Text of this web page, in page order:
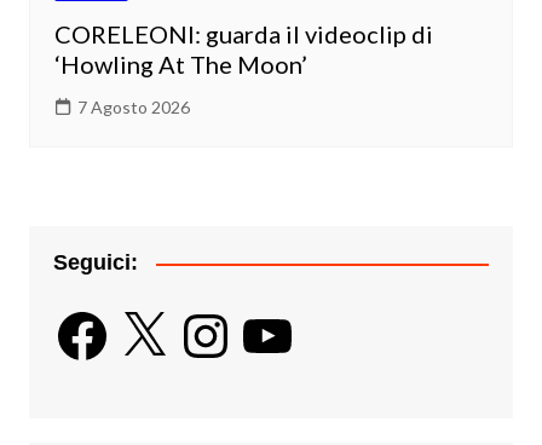
CORELEONI: guarda il videoclip di
‘Howling At The Moon’
7 Agosto 2026
Seguici:
Facebook
X InstagramYouTube